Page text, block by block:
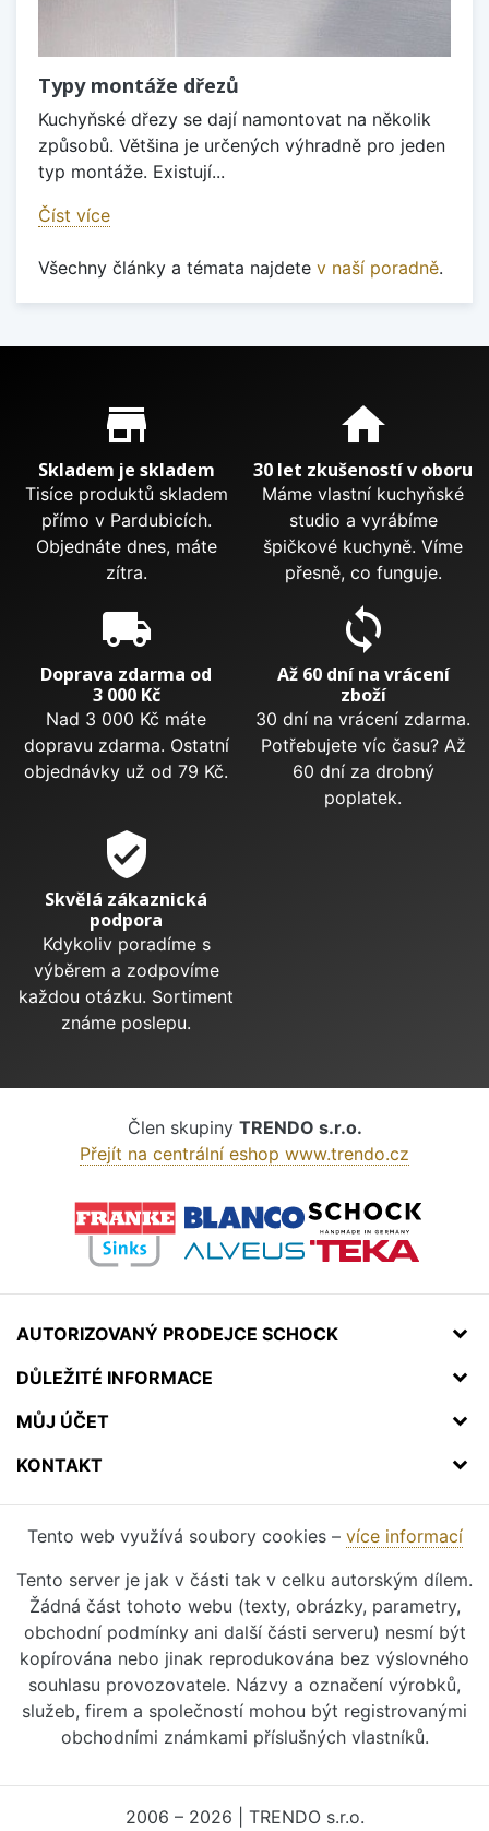
Typy montáže dřezů
Kuchyňské dřezy se dají namontovat na několik
způsobů. Většina je určených výhradně pro jeden
typ montáže. Existují...
Číst více
Všechny články a témata najdete v naší poradně.
Proč nakupovat u nás?
store_mall_directory
Skladem je skladem
Tisíce produktů skladem
přímo v Pardubicích.
Objednáte dnes, máte
zítra.
home
30 let zkušeností v oboru
Máme vlastní kuchyňské
studio a vyrábíme
špičkové kuchyně. Víme
přesně, co funguje.
local_shipping
Doprava zdarma od
3 000 Kč
Nad 3 000 Kč máte
dopravu zdarma. Ostatní
objednávky už od 79 Kč.
sync
Až 60 dní na vrácení
zboží
30 dní na vrácení zdarma.
Potřebujete víc času? Až
60 dní za drobný
poplatek.
verified_user
Skvělá zákaznická
podpora
Kdykoliv poradíme s
výběrem a zodpovíme
každou otázku. Sortiment
známe poslepu.
Člen skupiny TRENDO s.r.o.
Přejít na centrální eshop www.trendo.cz
AUTORIZOVANÝ PRODEJCE SCHOCK
DŮLEŽITÉ INFORMACE
MŮJ ÚČET
KONTAKT
Tento web využívá soubory cookies – více informací
Tento server je jak v části tak v celku autorským dílem.
Žádná část tohoto webu (texty, obrázky, parametry,
obchodní podmínky ani další části serveru) nesmí být
kopírována nebo jinak reprodukována bez výslovného
souhlasu provozovatele. Názvy a označení výrobků,
služeb, firem a společností mohou být registrovanými
obchodními známkami příslušných vlastníků.
2006 – 2026 | TRENDO s.r.o.